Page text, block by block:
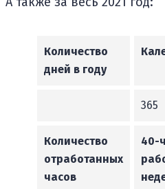
Количество
дней в году
365
Количество
отработанных
часов
40-